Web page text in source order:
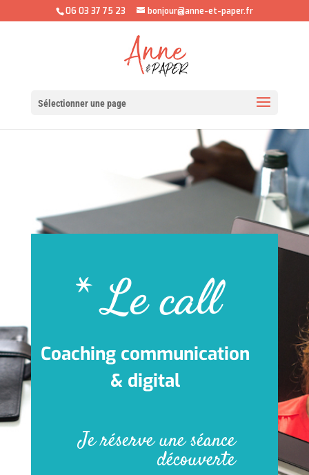
06 03 37 75 23 bonjour@anne-et-paper.fr
Sélectionner une page
* Le call
Coaching communication
& digital
Je réserve une séance
découverte